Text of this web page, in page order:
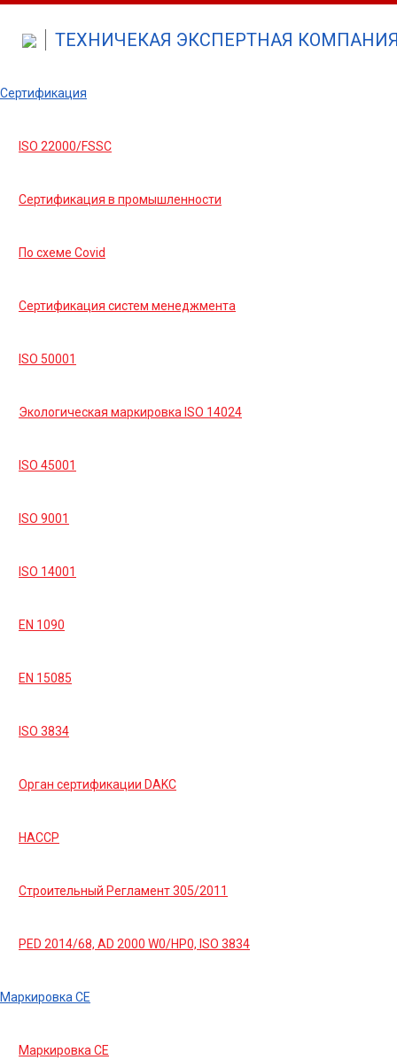
ТЕХНИЧЕКАЯ ЭКСПЕРТНАЯ КОМПАНИЯ
Сертификация
ISO 22000/FSSC
Сертификация в промышленности
По схеме Covid
Сертификация систем менеджмента
ISO 50001
Экологическая маркировка ISO 14024
ISO 45001
ISO 9001
ISO 14001
EN 1090
EN 15085
ISO 3834
Орган сертификации DAKC
HACCP
Строительный Регламент 305/2011
PED 2014/68, AD 2000 W0/HP0, ISO 3834
Маркировка СЕ
Маркировка СЕ